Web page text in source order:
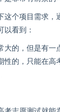
这个项目需求，
以看到：
大的，但是有一
性的，只能在高